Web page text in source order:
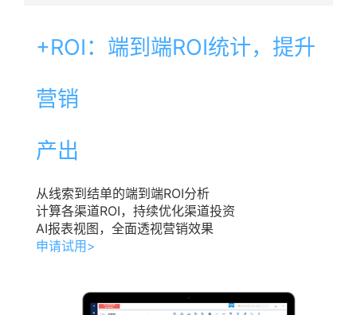
+ROI：端到端ROI统计，提升
营销
产出
从线索到结单的端到端ROI分析
计算各渠道ROI，持续优化渠道投资
AI报表视图，全面透视营销效果
申请试用>